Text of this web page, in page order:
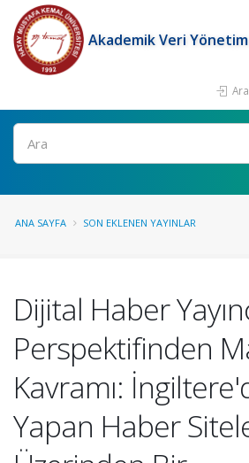
Akademik Veri
Ara
ANA SAYFA SON EKLENEN YAYINLAR
Dijital Haber
Perspektifinden
Kavramı:
Yapan Haber